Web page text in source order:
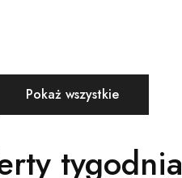
Pokaż wszystkie
tygodnia